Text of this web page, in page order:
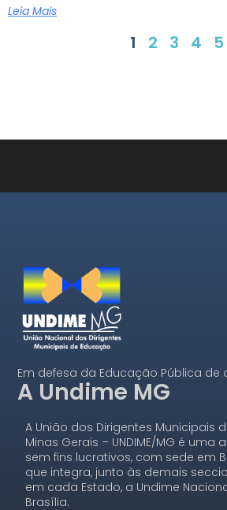
Leia Mais
1 2 3 4 5
Em defesa da Educação Pública de
A Undime MG
A União dos Dirigentes Municipais
Minas Gerais – UNDIME/MG é uma
sem fins lucrativos, com sede em
que integra, junto às demais
em cada Estado, a Undime
Brasília.